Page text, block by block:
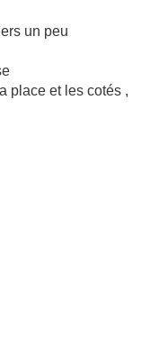
un peu
place et les cotés ,